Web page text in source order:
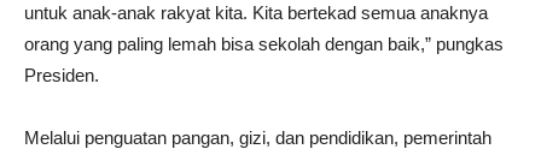
untuk anak-anak rakyat kita. Kita bertekad semua anaknya
orang yang paling lemah bisa sekolah dengan baik,” pungkas
Presiden.
Melalui penguatan pangan, gizi, dan pendidikan, pemerintah